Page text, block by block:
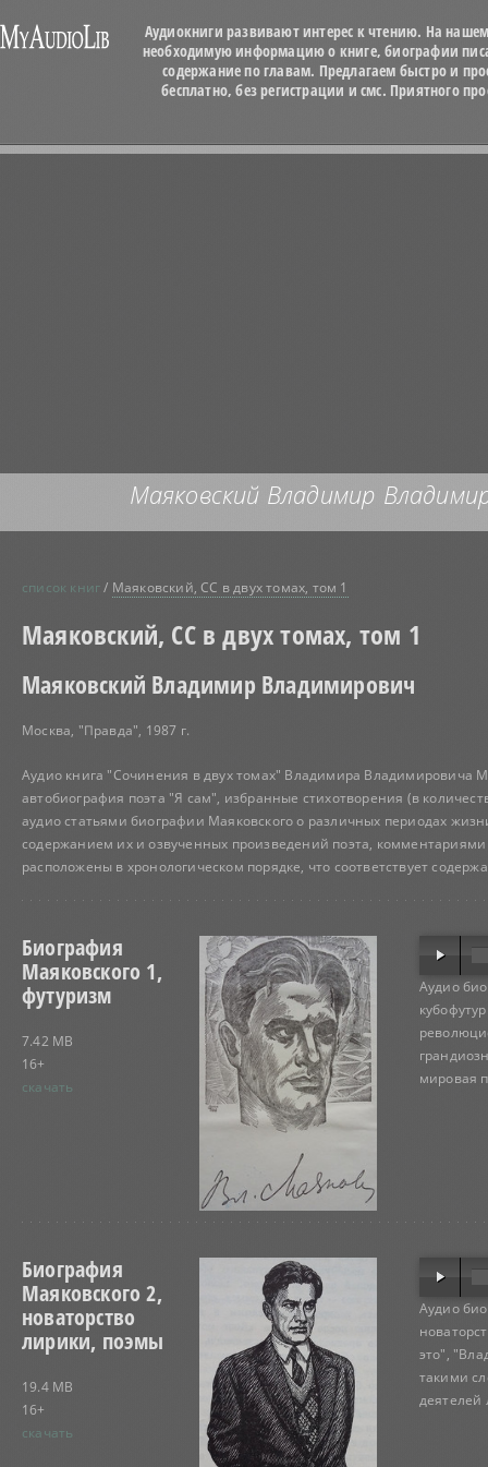
Аудиокниги развивают интерес к чтению. На
необходимую информацию о книге, биографии
содержание по главам. Предлагаем быстро и
бесплатно, без регистрации и смс. Приятного
Маяковский Владимир
список книг/ Маяковский, СС в двух томах, том 1
Маяковский, СС в двух томах, том 1
Маяковский Владимир Владимирович
Москва, "Правда", 1987 г.
Аудио книга "Сочинения в двух томах" Владимира Владимировича
автобиография поэта "Я сам", избранные стихотворения (в
аудио статьями биографии Маяковского о различных периодах
содержанием их и озвученных произведений поэта,
расположены в хронологическом порядке, что соответствует
Биография
Маяковского 1,
футуризм
7.42 MB
16+
скачать
Аудио
мировая
Биография
Маяковского 2,
новаторство
лирики, поэмы
19.4 MB
16+
скачать
Аудио
это",
такими
деятелей